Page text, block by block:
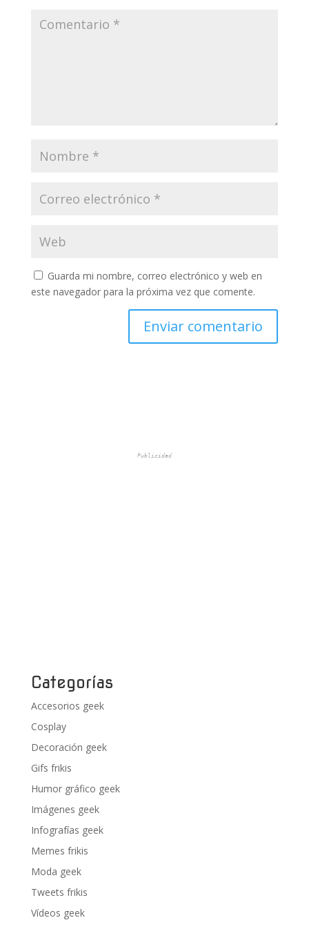
Guarda mi nombre, correo electrónico y web en
este navegador para la próxima vez que comente.
Publicidad
Categorías
Accesorios geek
Cosplay
Decoración geek
Gifs frikis
Humor gráfico geek
Imágenes geek
Infografías geek
Memes frikis
Moda geek
Tweets frikis
Vídeos geek